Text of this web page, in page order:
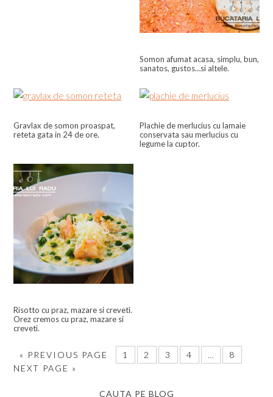
Somon afumat acasa, simplu, bun,
sanatos, gustos…si altele.
Gravlax de somon proaspat,
reteta gata in 24 de ore.
Plachie de merlucius cu lamaie
conservata sau merlucius cu
legume la cuptor.
Risotto cu praz, mazare si creveti.
Orez cremos cu praz, mazare si
creveti.
« PREVIOUS PAGE 1 2 3 4 …
8
NEXT PAGE »
CAUTA PE BLOG